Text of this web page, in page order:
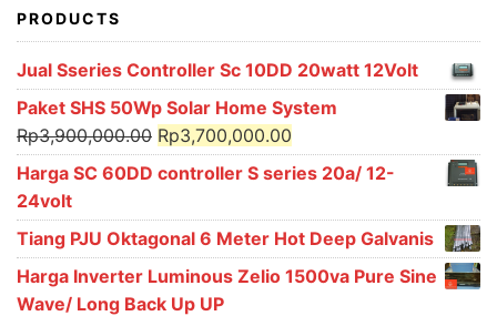
PRODUCTS
Jual Sseries Controller Sc 10DD 20watt 12Volt
Paket SHS 50Wp Solar Home System
Rp3,900,000.00 Original
price
Rp3,900,000.00.
Rp3,700,000.00
price
Rp3,700,000.00.
Harga SC 60DD controller S series 20a/ 12-
24volt
Tiang PJU Oktagonal 6 Meter Hot Deep Galvanis
Harga Inverter Luminous Zelio 1500va Pure Sine
Wave/ Long Back Up UP